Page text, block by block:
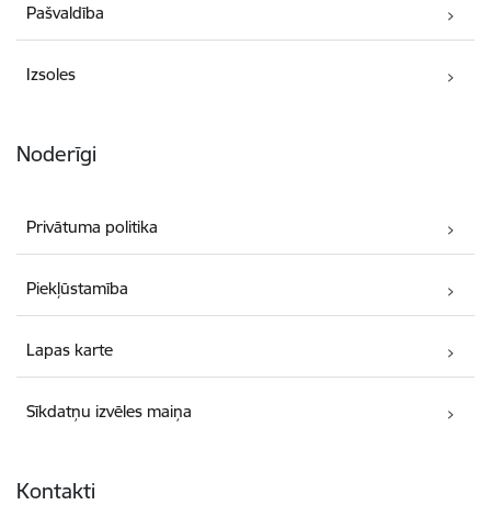
Pašvaldība
Izsoles
Noderīgi
Privātuma politika
Piekļūstamība
Lapas karte
Sīkdatņu izvēles maiņa
Kontakti